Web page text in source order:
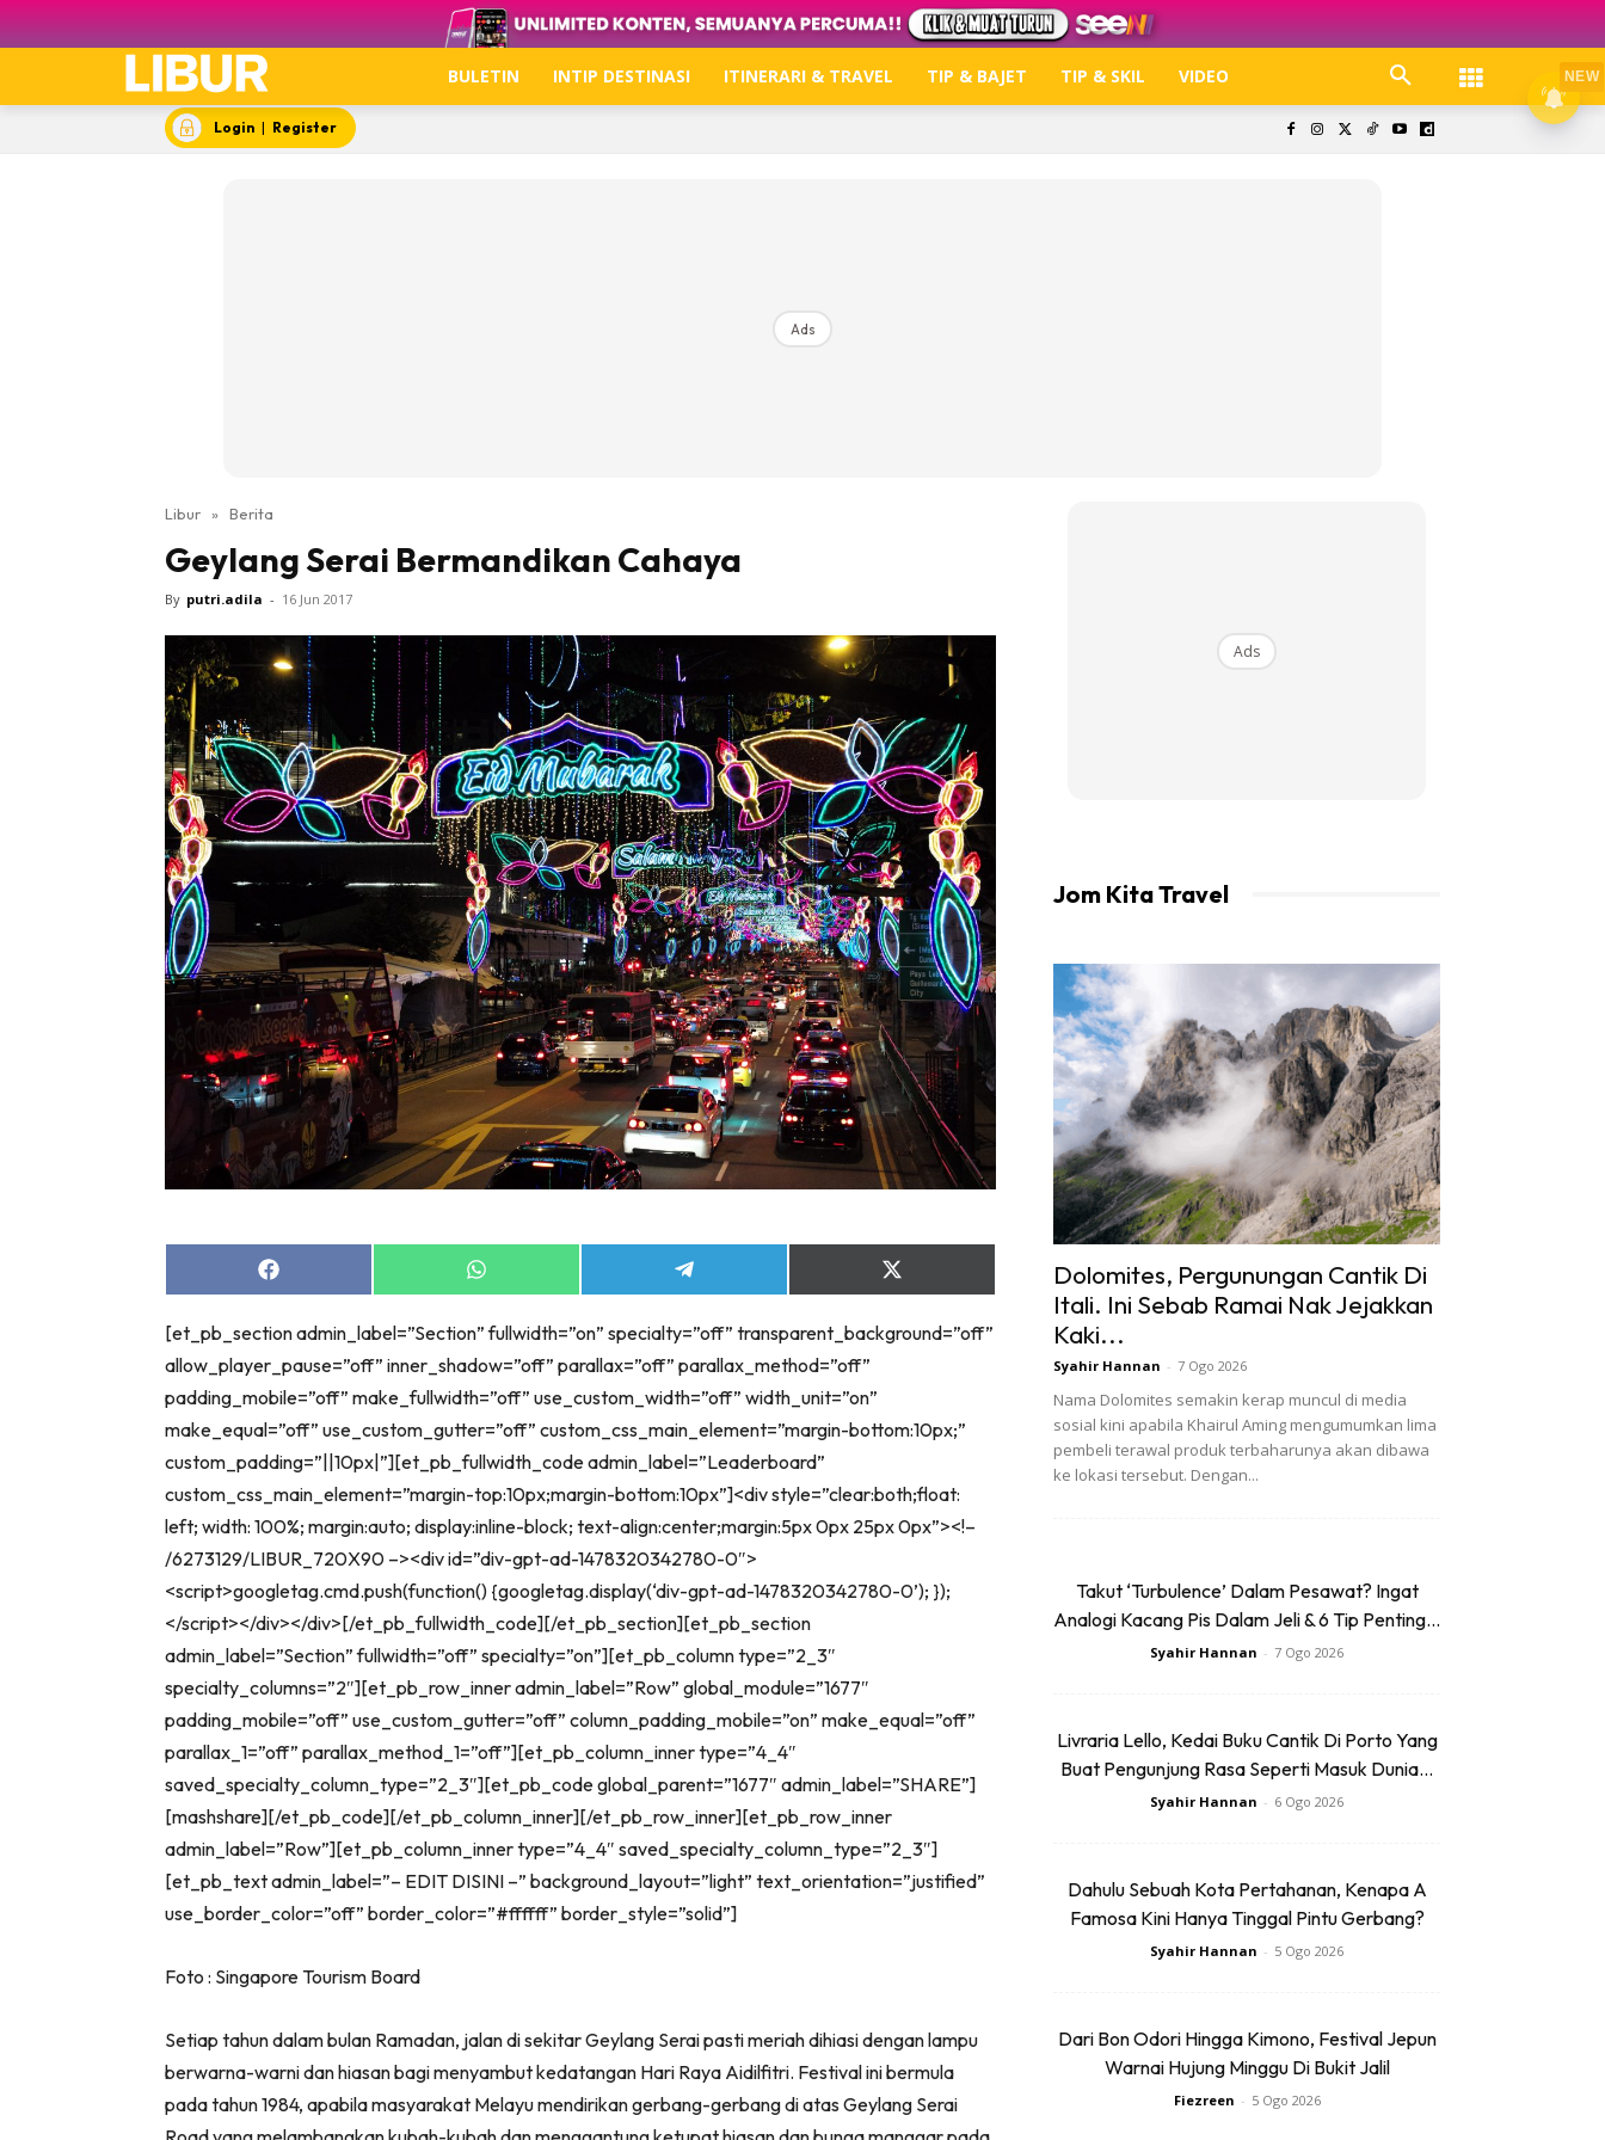
Video
Sentiasa up to date tentang tempat healing dan relax dengan LIBUR.
Berlibur dan download
sekarang!
KLIK DI SEENI
BULETIN INTIP DESTINASI ITINERARI & TRAVEL TIP & BAJET TIP & SKIL VIDEO
Login | Register
Ads
Libur » Berita
Geylang Serai Bermandikan Cahaya
By putri.adila - 16 Jun 2017
Share
on
Share
on
Share
on
Share
on
(Twitter)
[et_pb_section admin_label=”Section” fullwidth=”on” specialty=”off” transparent_background=”off”
allow_player_pause=”off” inner_shadow=”off” parallax=”off” parallax_method=”off”
padding_mobile=”off” make_fullwidth=”off” use_custom_width=”off” width_unit=”on”
make_equal=”off” use_custom_gutter=”off” custom_css_main_element=”margin-bottom:10px;”
custom_padding=”||10px|”][et_pb_fullwidth_code admin_label=”Leaderboard”
custom_css_main_element=”margin-top:10px;margin-bottom:10px”]<div style=”clear:both;float:
left; width: 100%; margin:auto; display:inline-block; text-align:center;margin:5px 0px 25px 0px”><!–
/6273129/LIBUR_720X90 –><div id=”div-gpt-ad-1478320342780-0″>
<script>googletag.cmd.push(function() {googletag.display(‘div-gpt-ad-1478320342780-0’); });
</script></div></div>[/et_pb_fullwidth_code][/et_pb_section][et_pb_section
admin_label=”Section” fullwidth=”off” specialty=”on”][et_pb_column type=”2_3″
specialty_columns=”2″][et_pb_row_inner admin_label=”Row” global_module=”1677″
padding_mobile=”off” use_custom_gutter=”off” column_padding_mobile=”on” make_equal=”off”
parallax_1=”off” parallax_method_1=”off”][et_pb_column_inner type=”4_4″
saved_specialty_column_type=”2_3″][et_pb_code global_parent=”1677″ admin_label=”SHARE”]
[mashshare][/et_pb_code][/et_pb_column_inner][/et_pb_row_inner][et_pb_row_inner
admin_label=”Row”][et_pb_column_inner type=”4_4″ saved_specialty_column_type=”2_3″]
[et_pb_text admin_label=”– EDIT DISINI –” background_layout=”light” text_orientation=”justified”
use_border_color=”off” border_color=”#ffffff” border_style=”solid”]
Foto : Singapore Tourism Board
Setiap tahun dalam bulan Ramadan, jalan di sekitar Geylang Serai pasti meriah dihiasi dengan lampu
berwarna-warni dan hiasan bagi menyambut kedatangan Hari Raya Aidilfitri. Festival ini bermula
pada tahun 1984, apabila masyarakat Melayu mendirikan gerbang-gerbang di atas Geylang Serai
Ads
Jom Kita Travel
Dolomites, Pergunungan Cantik Di
Itali. Ini Sebab Ramai Nak Jejakkan
Kaki...
Syahir Hannan - 7 Ogo 2026
Nama Dolomites semakin kerap muncul di media
sosial kini apabila Khairul Aming mengumumkan lima
pembeli terawal produk terbaharunya akan dibawa
ke lokasi tersebut. Dengan...
Takut ‘Turbulence’ Dalam Pesawat? Ingat
Analogi Kacang Pis Dalam Jeli & 6 Tip Penting...
Syahir Hannan - 7 Ogo 2026
Livraria Lello, Kedai Buku Cantik Di Porto Yang
Buat Pengunjung Rasa Seperti Masuk Dunia...
Syahir Hannan - 6 Ogo 2026
Dahulu Sebuah Kota Pertahanan, Kenapa A
Famosa Kini Hanya Tinggal Pintu Gerbang?
Syahir Hannan - 5 Ogo 2026
Dari Bon Odori Hingga Kimono, Festival Jepun
Warnai Hujung Minggu Di Bukit Jalil
Fiezreen - 5 Ogo 2026
NEW